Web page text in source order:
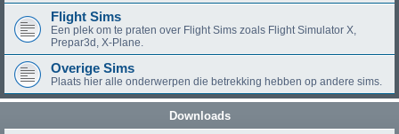
Flight Sims
Een plek om te praten over Flight Sims zoals Flight Simulator X,
Prepar3d, X-Plane.
Overige Sims
Plaats hier alle onderwerpen die betrekking hebben op andere sims.
Downloads